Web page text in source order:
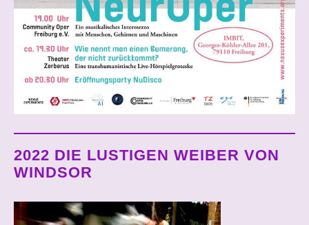
2022 DIE LUSTIGEN WEIBER VON
WINDSOR